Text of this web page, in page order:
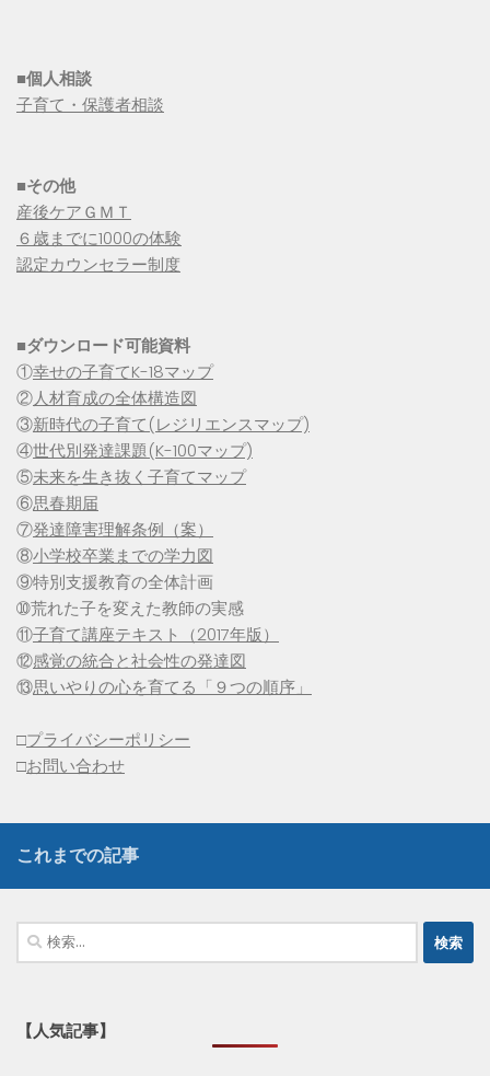
■個人相談
子育て・保護者相談
■その他
産後ケアＧＭＴ
６歳までに1000の体験
認定カウンセラー制度
■ダウンロード可能資料
①幸せの子育てK-18マップ
②人材育成の全体構造図
③新時代の子育て(レジリエンスマップ)
④世代別発達課題(K-100マップ)
⑤未来を生き抜く子育てマップ
⑥思春期届
⑦発達障害理解条例（案）
⑧小学校卒業までの学力図
⑨特別支援教育の全体計画
➉荒れた子を変えた教師の実感
⑪子育て講座テキスト（2017年版）
⑫感覚の統合と社会性の発達図
⑬思いやりの心を育てる「９つの順序」
□プライバシーポリシー
□お問い合わせ
これまでの記事
検
索:
【人気記事】